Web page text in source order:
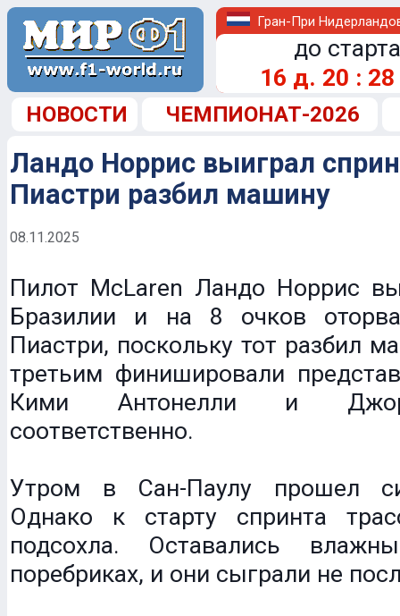
Гран-При
до
16 д. 20 : 28
НОВОСТИ ЧЕМПИОНАТ-2026
Ландо Норрис выиграл
Пиастри разбил машину
08.11.2025
Пилот McLaren Ландо Норрис
Бразилии и на 8 очков
Пиастри, поскольку тот разбил
третьим финишировали
Кими Антонелли и
соответственно.
Утром в Сан-Паулу прошел
Однако к старту спринта
подсохла. Оставались
поребриках, и они сыграли не